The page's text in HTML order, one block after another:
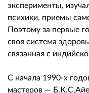
эксперименты,
психики, приемы
Поэтому за первые
своя система
связанная с
С начала 1990-х
мастеров —